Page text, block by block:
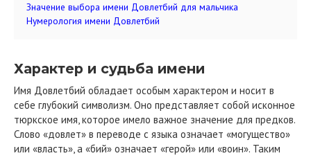
Значение выбора имени Довлетбий для мальчика
Нумерология имени Довлетбий
Характер и судьба имени
Имя Довлетбий обладает особым характером и носит в
себе глубокий символизм. Оно представляет собой исконное
тюркское имя, которое имело важное значение для предков.
Слово «довлет» в переводе с языка означает «могущество»
или «власть», а «бий» означает «герой» или «воин». Таким